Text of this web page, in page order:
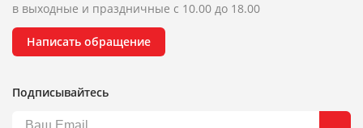
в выходные и праздничные с 10.00 до 18.00
Написать обращение
Подписывайтесь